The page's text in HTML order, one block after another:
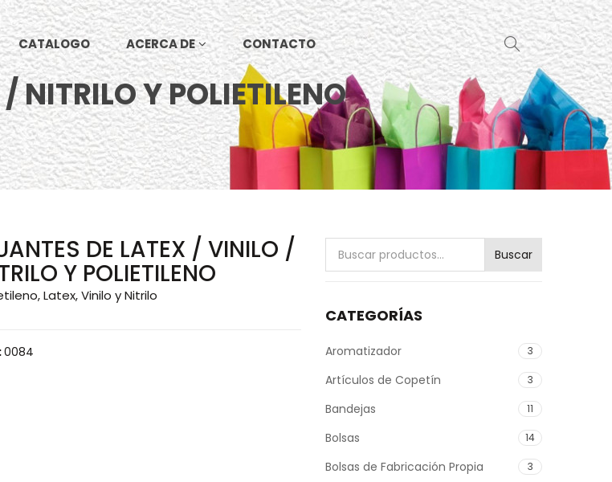
CATALOGO ACERCA DE CONTACTO
NITRILO Y POLIETILENO
DE LATEX / VINILO /
Y POLIETILENO
Latex, Vinilo y Nitrilo
0084
Buscar
Buscar
CATEGORÍAS
Aromatizador 3
Artículos de Copetín 3
Bandejas 11
Bolsas 14
Bolsas de Fabricación Propia 3